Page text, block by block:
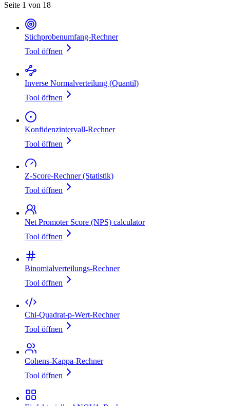
Seite 1 von 18
Stichprobenumfang‑Rechner
Tool öffnen
Inverse Normalverteilung (Quantil)
Tool öffnen
Konfidenzintervall‑Rechner
Tool öffnen
Z‑Score‑Rechner (Statistik)
Tool öffnen
Net Promoter Score (NPS) calculator
Tool öffnen
Binomialverteilungs‑Rechner
Tool öffnen
Chi-Quadrat-p-Wert-Rechner
Tool öffnen
Cohens‑Kappa‑Rechner
Tool öffnen